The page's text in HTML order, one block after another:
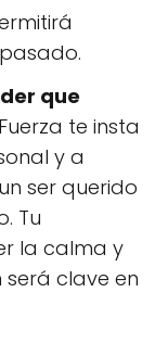
que
te insta
y a
ser querido
Tu
la calma y
clave en